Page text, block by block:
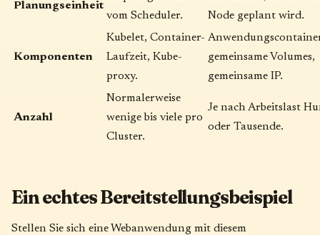
Planungseinheit
vom Scheduler.
Node geplant wird.
Komponenten
Kubelet, Container-
Laufzeit, Kube-
proxy.
gemeinsame Volumes,
gemeinsame IP.
Anzahl
Normalerweise
wenige bis viele pro
Cluster.
Je nach Arbeitslast
oder Tausende.
Ein echtes Bereitstellungsbeispiel
Stellen Sie sich eine Webanwendung mit diesem